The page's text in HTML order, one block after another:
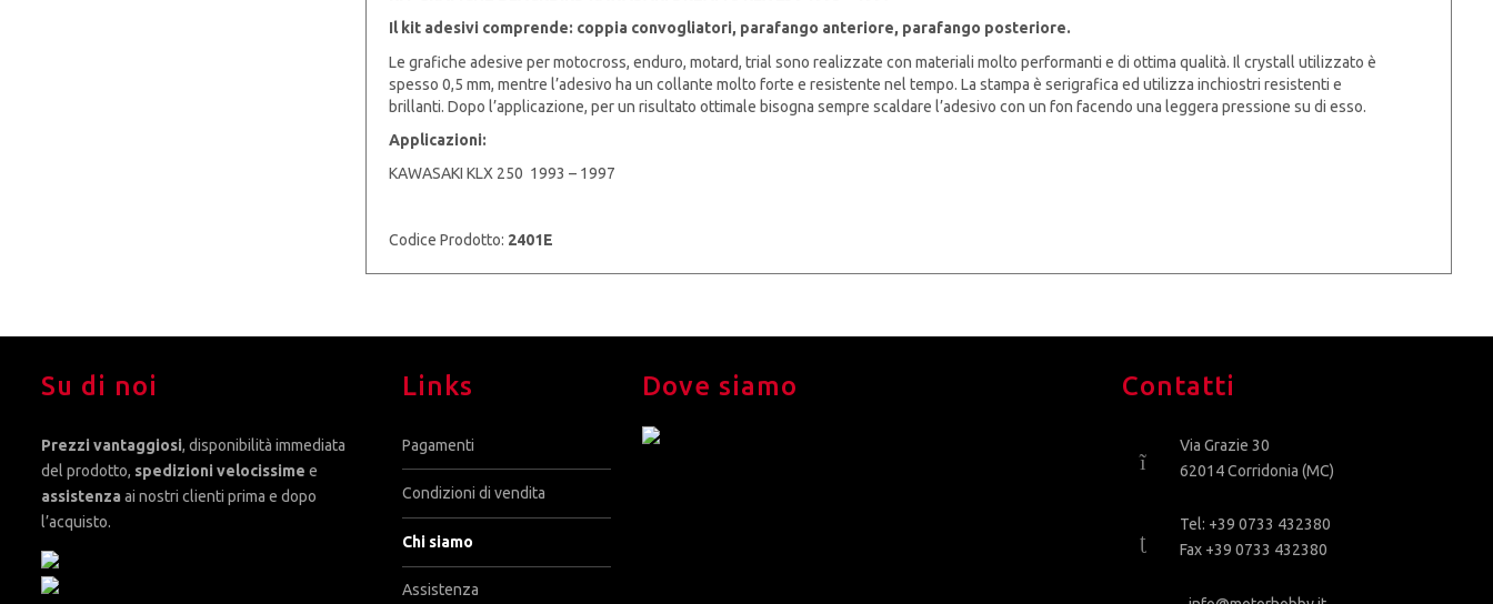
Il kit adesivi comprende: coppia convogliatori, parafango anteriore, parafango posteriore.
Le grafiche adesive per motocross, enduro, motard, trial sono realizzate con materiali molto performanti e di ottima qualità. Il crystall utilizzato è
spesso 0,5 mm, mentre l’adesivo ha un collante molto forte e resistente nel tempo. La stampa è serigrafica ed utilizza inchiostri resistenti e
brillanti. Dopo l’applicazione, per un risultato ottimale bisogna sempre scaldare l’adesivo con un fon facendo una leggera pressione su di esso.
Applicazioni:
KAWASAKI KLX 250 1993 – 1997
Codice Prodotto: 2401E
Su di noi
Prezzi vantaggiosi, disponibilità immediata
del prodotto, spedizioni velocissime e
assistenza ai nostri clienti prima e dopo
l’acquisto.
Links
Pagamenti
Condizioni di vendita
Chi siamo
Assistenza
Dove siamo Contatti
Via Grazie 30
62014 Corridonia (MC)
Tel: +39 0733 432380
Fax +39 0733 432380